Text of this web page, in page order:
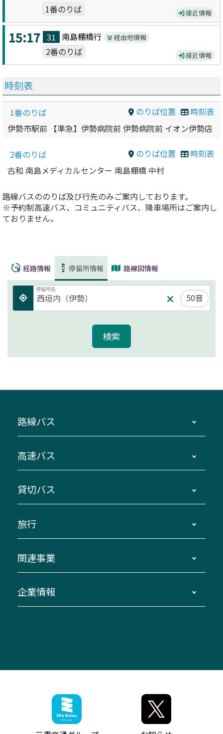
1番のりば 接近情報
15:17 31 南島棚橋行 経由地情報
2番のりば 接近情報
時刻表
のりば位置 時刻表
1番のりば
伊勢市駅前 【準急】伊勢病院前 伊勢病院前 イオン伊勢店
のりば位置 時刻表
2番のりば
古和 南島メディカルセンター 南島棚橋 中村
路線バスののりば及び行先のみご案内しております。
※予約制高速バス、コミュニティバス、降車場所はご案内し
ておりません。
経路情報 停留所情報 路線図情報
停留所名
50音
路線バス
主要停留所案内図・時刻表
路線バスのご利用方法
三重交通接近情報バスロケーションシステム
ダイヤ改正情報
迂回・休止について
臨時バスについて
伊勢二見鳥羽周遊バスCANばす
「みえブルーライン」（三重大学病院直通バ
神都ライナー
ミジュマルのラッピングバス（鈴鹿管内）
参宮バス
高速バス
南紀・VISON～横浜・東京・埼玉
伊賀～名古屋
南紀～VISON～名古屋
湯の山温泉～名古屋
桑名・長島温泉・金城ふ頭駅～中部国際空港
（休止中）
お客様駐車場のご案内
アイコンの説明
インターネット予約
貸切バス
貸切バスのご利用について
お問い合わせ
旅行
貸切バス団体旅行
美し国周遊ばす
関連事業
自家用自動車車両運行管理
ザ・バスコレクション三重交通バスセット
三重交通公式グッズ
企業情報
ファンコーナー
お問い合わせ
お知らせ・最新情報一覧